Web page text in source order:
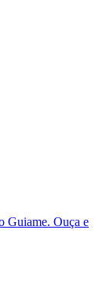
Guiame. Ouça e